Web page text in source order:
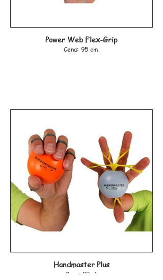
Power Web Flex-Grip
Cena: 95 cm.
Handmaster Plus
Cena: 99 zł.